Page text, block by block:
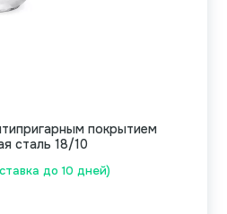
до 10 дней)
покрытием
сталь 18/10